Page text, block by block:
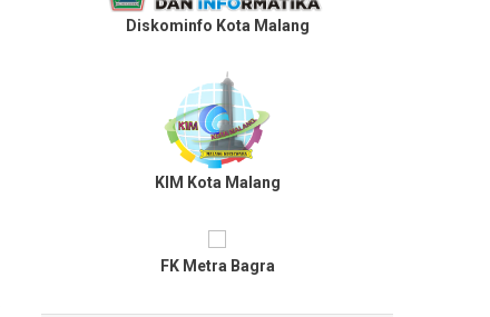
Diskominfo Kota Malang
KIM Kota Malang
FK Metra Bagra